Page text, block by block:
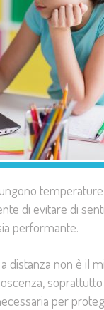
di evitare di
performante.
distanza non è il
per